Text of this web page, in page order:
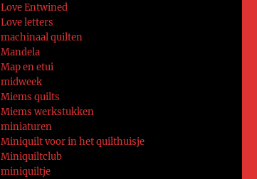
Love Entwined
Love letters
machinaal quilten
Mandela
Map en etui
midweek
Miems quilts
Miems werkstukken
miniaturen
Miniquilt voor in het quilthuisje
Miniquiltclub
miniquiltje